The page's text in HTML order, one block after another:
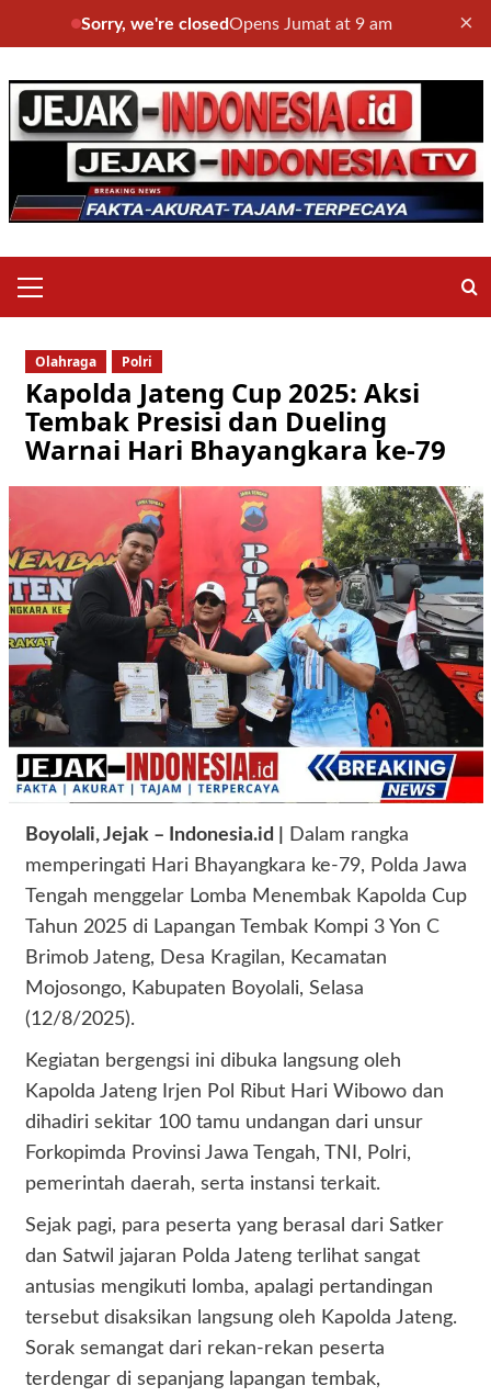
Sorry, we're closedOpens Jumat at 9 am ×
to
content
Menu
Olahraga Polri
Kapolda Jateng Cup 2025: Aksi
Tembak Presisi dan Dueling
Warnai Hari Bhayangkara ke-79
Boyolali, Jejak – Indonesia.id |
Dalam rangka
memperingati Hari Bhayangkara ke-79, Polda Jawa
Tengah menggelar Lomba Menembak Kapolda Cup
Tahun 2025 di Lapangan Tembak Kompi 3 Yon C
Brimob Jateng, Desa Kragilan, Kecamatan
Mojosongo, Kabupaten Boyolali, Selasa
(12/8/2025).
Kegiatan bergengsi ini dibuka langsung oleh
Kapolda Jateng Irjen Pol Ribut Hari Wibowo dan
dihadiri sekitar 100 tamu undangan dari unsur
Forkopimda Provinsi Jawa Tengah, TNI, Polri,
pemerintah daerah, serta instansi terkait.
Sejak pagi, para peserta yang berasal dari Satker
dan Satwil jajaran Polda Jateng terlihat sangat
antusias mengikuti lomba, apalagi pertandingan
tersebut disaksikan langsung oleh Kapolda Jateng.
Sorak semangat dari rekan-rekan peserta
terdengar di sepanjang lapangan tembak,